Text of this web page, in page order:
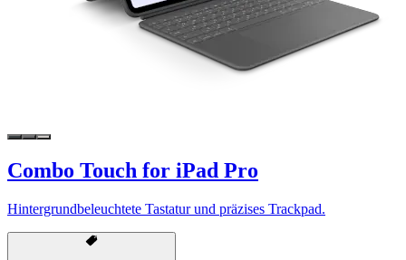
Combo Touch for iPad Pro
Hintergrundbeleuchtete Tastatur und präzises Trackpad.